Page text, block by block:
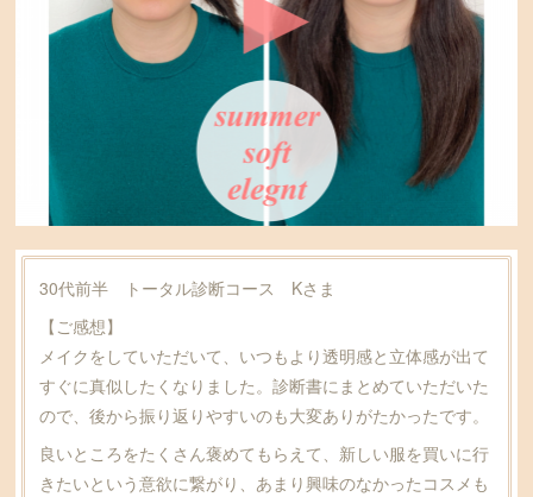
30代前半 トータル診断コース Kさま
【ご感想】
メイクをしていただいて、いつもより透明感と立体感が出て
すぐに真似したくなりました。診断書にまとめていただいた
ので、後から振り返りやすいのも大変ありがたかったです。
良いところをたくさん褒めてもらえて、新しい服を買いに行
きたいという意欲に繋がり、あまり興味のなかったコスメも